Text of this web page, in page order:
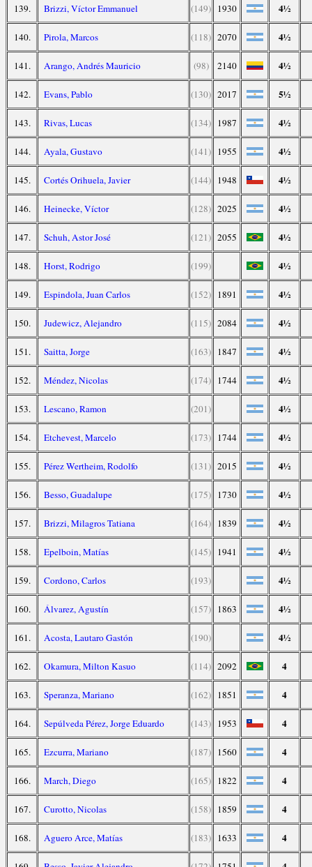
139. Brizzi, Víctor Emmanuel (149) 1930 4½
140. Pirola, Marcos (118) 2070 4½
141. Arango, Andrés Mauricio (98) 2140 4½
142. Evans, Pablo (130) 2017 5½
143. Rivas, Lucas (134) 1987 4½
144. Ayala, Gustavo (141) 1955 4½
145. Cortés Orihuela, Javier (144) 1948 4½
146. Heinecke, Víctor (128) 2025 4½
147. Schuh, Astor José (121) 2055 4½
148. Horst, Rodrigo (199) 4½
149. Espindola, Juan Carlos (152) 1891 4½
150. Judewicz, Alejandro (115) 2084 4½
151. Saitta, Jorge (163) 1847 4½
152. Méndez, Nicolas (174) 1744 4½
153. Lescano, Ramon (201) 4½
154. Etchevest, Marcelo (173) 1744 4½
155. Pérez Wertheim, Rodolfo (131) 2015 4½
156. Besso, Guadalupe (175) 1730 4½
157. Brizzi, Milagros Tatiana (164) 1839 4½
158. Epelboin, Matías (145) 1941 4½
159. Cordono, Carlos (193) 4½
160. Álvarez, Agustín (157) 1863 4½
161. Acosta, Lautaro Gastón (190) 4½
162. Okamura, Milton Kasuo (114) 2092 4
163. Speranza, Mariano (162) 1851 4
164. Sepúlveda Pérez, Jorge Eduardo (143) 1953 4
165. Ezcurra, Mariano (187) 1560 4
166. March, Diego (165) 1822 4
167. Curotto, Nicolas (158) 1859 4
168. Aguero Arce, Matías (183) 1633 4